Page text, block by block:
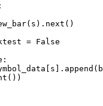
= False